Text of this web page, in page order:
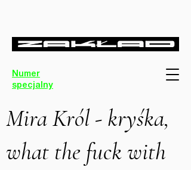
Numer
specjalny
Mira Król - kryśka,
what the fuck with